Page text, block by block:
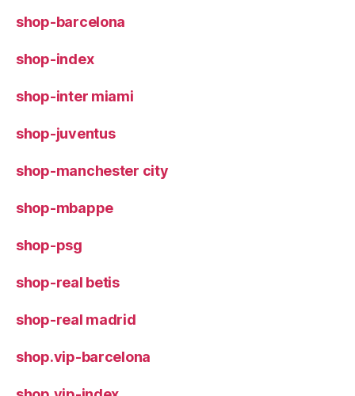
shop-barcelona
shop-index
shop-inter miami
shop-juventus
shop-manchester city
shop-mbappe
shop-psg
shop-real betis
shop-real madrid
shop.vip-barcelona